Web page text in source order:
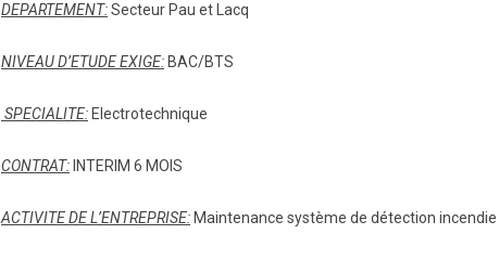
DEPARTEMENT:Secteur Pau et Lacq
NIVEAU D’ETUDE EXIGE: BAC/BTS
SPECIALITE: Electrotechnique
CONTRAT: INTERIM 6 MOIS
ACTIVITE DE L’ENTREPRISE: Maintenance système de détection